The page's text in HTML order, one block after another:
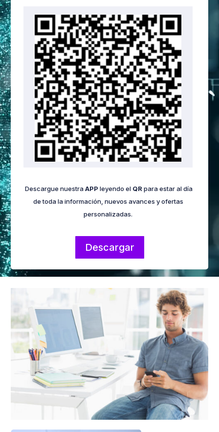
Descargue nuestraAPP leyendo el QR para estar al día
de toda la información, nuevos avances y ofertas
personalizadas.
Descargar